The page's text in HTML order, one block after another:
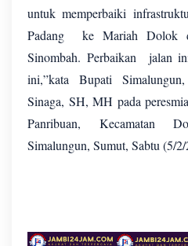
untuk memperbaiki
Padang ke Mariah Dolok
Sinombah. Perbaikan jalan
ini,”kata Bupati
Sinaga, SH, MH pada
Panribuan, Kecamatan
Simalungun, Sumut, Sabtu (5/